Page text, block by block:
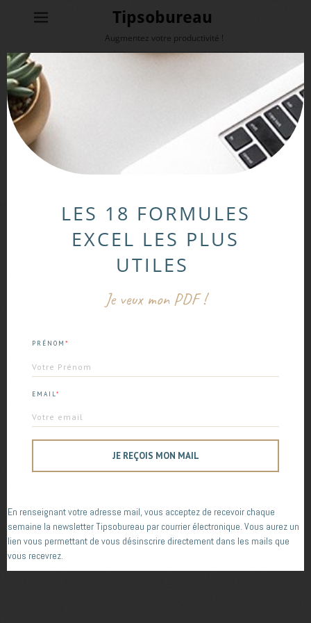
Tipsobureau
Augmentez votre productivité !
Connexion
[ultimatemember form_id= »293″]
Trouvez votre tips !
Copyright © 2026
LES 18 FORMULES
EXCEL LES PLUS
UTILES
Je veux mon PDF !
PRÉNOM *
EMAIL *
JE REÇOIS MON MAIL
En renseignant votre adresse mail, vous acceptez de recevoir chaque
semaine la newsletter Tipsobureau par courrier électronique. Vous aurez un
lien vous permettant de vous désinscrire directement dans les mails que
vous recevrez.